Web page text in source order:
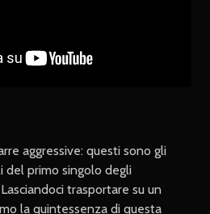
aggressive: questi sono gli
primo singolo degli
trasportare su un
la quintessenza di questa